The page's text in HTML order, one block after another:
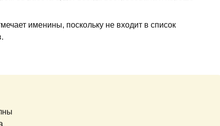
именины, поскольку не входит в список